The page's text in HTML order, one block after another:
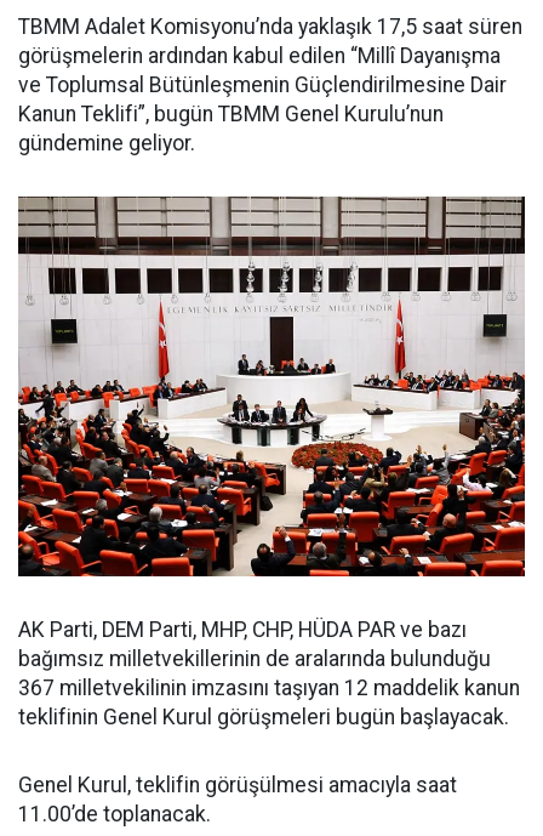
TBMM Adalet Komisyonu’nda yaklaşık 17,5 saat süren
görüşmelerin ardından kabul edilen “Millî Dayanışma
ve Toplumsal Bütünleşmenin Güçlendirilmesine Dair
Kanun Teklifi”, bugün TBMM Genel Kurulu’nun
gündemine geliyor.
AK Parti, DEM Parti, MHP, CHP, HÜDA PAR ve bazı
bağımsız milletvekillerinin de aralarında bulunduğu
367 milletvekilinin imzasını taşıyan 12 maddelik kanun
teklifinin Genel Kurul görüşmeleri bugün başlayacak.
Genel Kurul, teklifin görüşülmesi amacıyla saat
11.00’de toplanacak.